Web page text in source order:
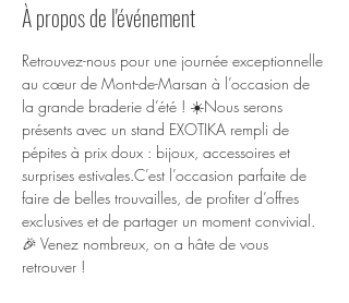
À propos de l'événement
Retrouvez-nous pour une journée exceptionnelle
au cœur de Mont-de-Marsan à l’occasion de
la grande braderie d’été ! ☀️Nous serons
présents avec un stand EXOTIKA rempli de
pépites à prix doux : bijoux, accessoires et
surprises estivales.C’est l’occasion parfaite de
faire de belles trouvailles, de profiter d’offres
exclusives et de partager un moment convivial.
🎉 Venez nombreux, on a hâte de vous
retrouver !